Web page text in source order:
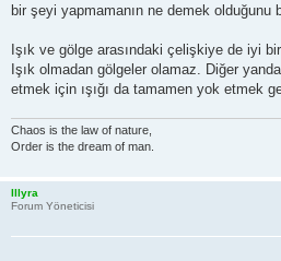
bir şeyi yapmamanın ne demek olduğunu
Işık ve gölge arasındaki çelişkiye de iyi
Işık olmadan gölgeler olamaz. Diğer
etmek için ışığı da tamamen yok etmek
Chaos is the law of nature,
Order is the dream of man.
Illyra
Forum Yöneticisi